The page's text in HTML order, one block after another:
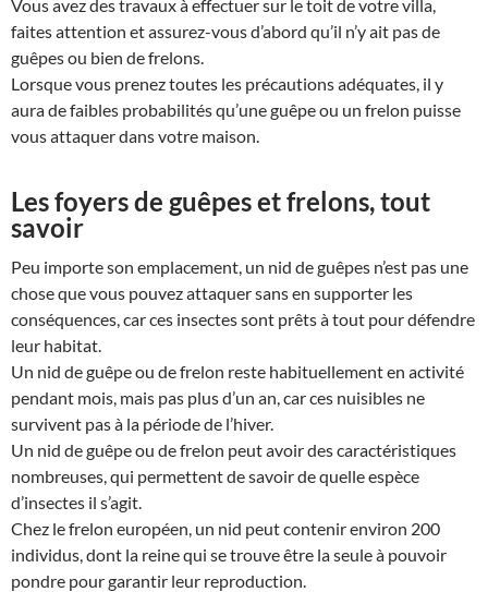
Vous avez des travaux à effectuer sur le toit de votre villa,
faites attention et assurez-vous d’abord qu’il n’y ait pas de
guêpes ou bien de frelons.
Lorsque vous prenez toutes les précautions adéquates, il y
aura de faibles probabilités qu’une guêpe ou un frelon puisse
vous attaquer dans votre maison.
Les foyers de guêpes et frelons, tout
savoir
Peu importe son emplacement, un nid de guêpes n’est pas une
chose que vous pouvez attaquer sans en supporter les
conséquences, car ces insectes sont prêts à tout pour défendre
leur habitat.
Un nid de guêpe ou de frelon reste habituellement en activité
pendant mois, mais pas plus d’un an, car ces nuisibles ne
survivent pas à la période de l’hiver.
Un nid de guêpe ou de frelon peut avoir des caractéristiques
nombreuses, qui permettent de savoir de quelle espèce
d’insectes il s’agit.
Chez le frelon européen, un nid peut contenir environ 200
individus, dont la reine qui se trouve être la seule à pouvoir
pondre pour garantir leur reproduction.